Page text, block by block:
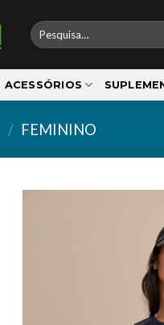
Pesquisar
por:
ACESSÓRIOS
/ FEMININO